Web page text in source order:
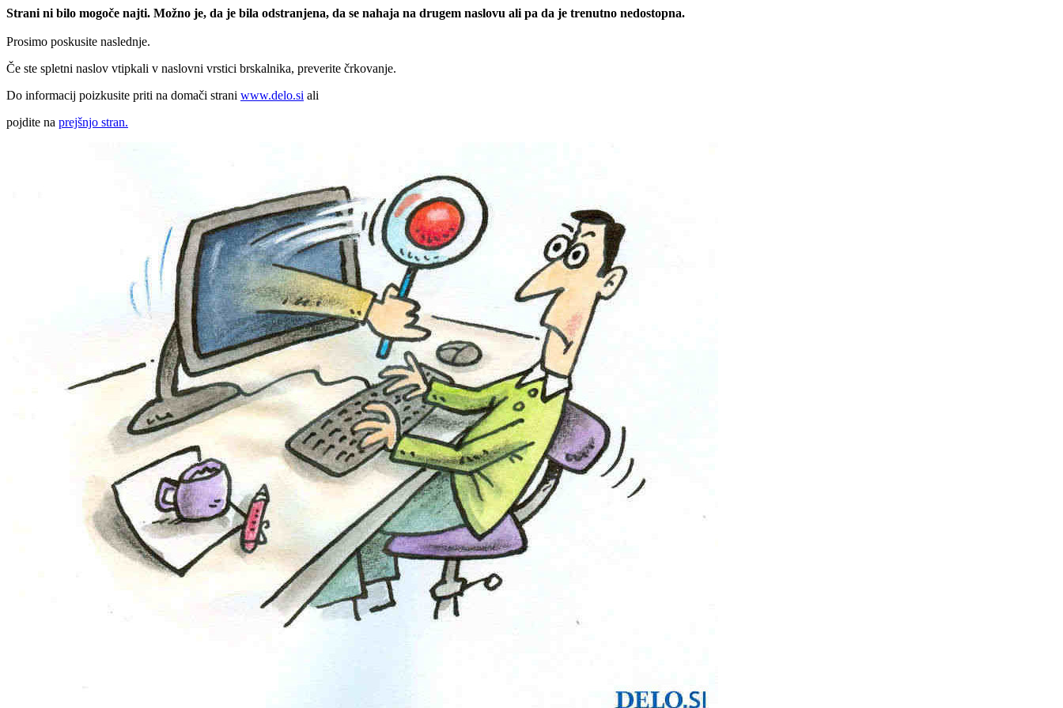
Strani ni bilo mogoče najti. Možno je, da je bila odstranjena, da se nahaja na drugem naslovu ali pa da je trenutno nedostopna.
Prosimo poskusite naslednje.
Če ste spletni naslov vtipkali v naslovni vrstici brskalnika, preverite črkovanje.
Do informacij poizkusite priti na domači strani www.delo.si ali
pojdite na prejšnjo stran.